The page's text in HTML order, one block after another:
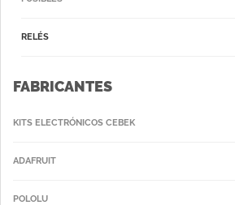
RELÉS
FABRICANTES
KITS ELECTRÓNICOS CEBEK
ADAFRUIT
POLOLU